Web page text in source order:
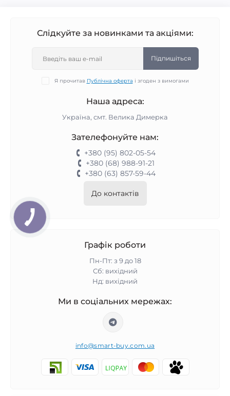
Слідкуйте за новинками та акціями:
Підпишіться
Я прочитав Публічна оферта і згоден з вимогами
Наша адреса:
Україна, смт. Велика Димерка
Зателефонуйте нам:
+380 (95) 802-05-54
+380 (68) 988-91-21
+380 (63) 857-59-44
До контактів
Графік роботи
Пн-Пт: з 9 до 18
Сб: вихідний
Нд: вихідний
Ми в соціальних мережах:
info@smart-buy.com.ua